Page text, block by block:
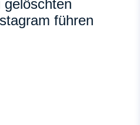
führen